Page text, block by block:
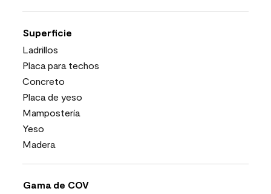
Superficie
Ladrillos
Placa para techos
Concreto
Placa de yeso
Mampostería
Yeso
Madera
Gama de COV